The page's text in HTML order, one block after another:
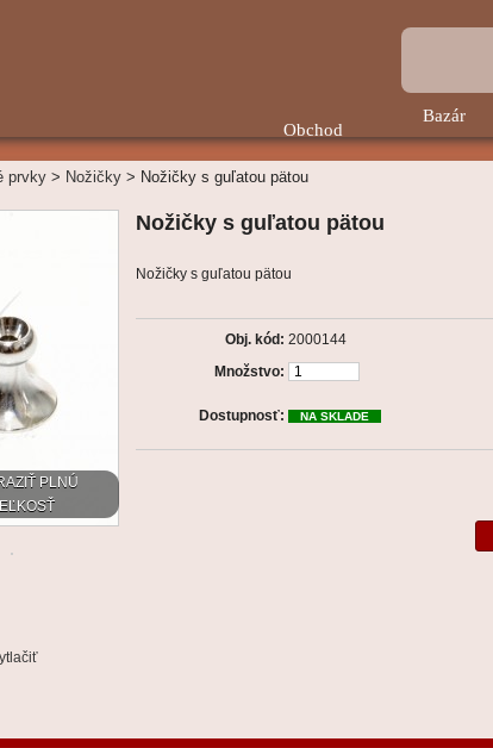
Bazár
Obchod
prvky > Nožičky > Nožičky s guľatou pätou
PLNÚ
Nožičky s guľatou pätou
Nožičky s guľatou pätou
Obj. kód: 2000144
Množstvo:
Dostupnosť: NA SKLADE